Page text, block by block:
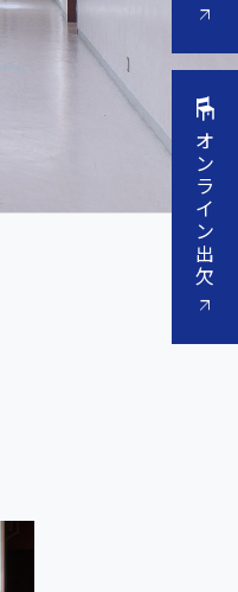
オ
ン
ラ
イ
ン
出
欠